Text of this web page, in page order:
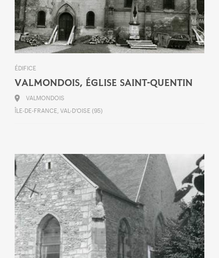
ÉDIFICE
VALMONDOIS, ÉGLISE SAINT-QUENTIN
VALMONDOIS
ÎLE-DE-FRANCE, VAL-D’OISE (95)